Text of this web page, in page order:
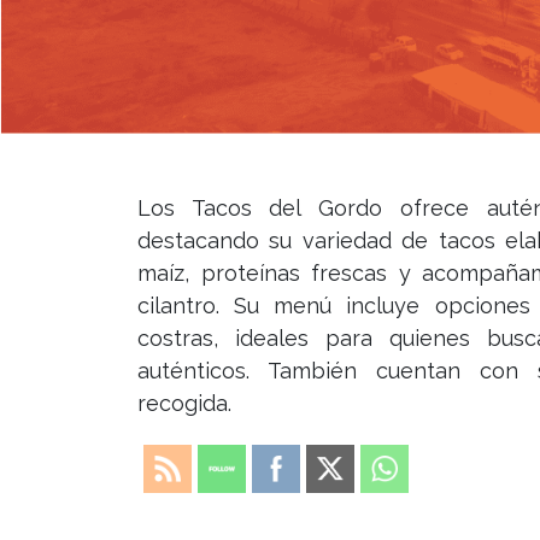
Los Tacos del Gordo ofrece
destacando su variedad de tacos
maíz, proteínas frescas y
cilantro. Su menú incluye
costras, ideales para quienes
auténticos. También cuentan
recogida.